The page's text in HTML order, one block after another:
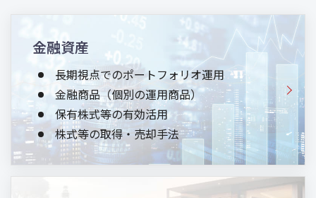
金融資産
長期視点でのポートフォリオ運用
金融商品（個別の運用商品）
保有株式等の有効活用
株式等の取得・売却手法